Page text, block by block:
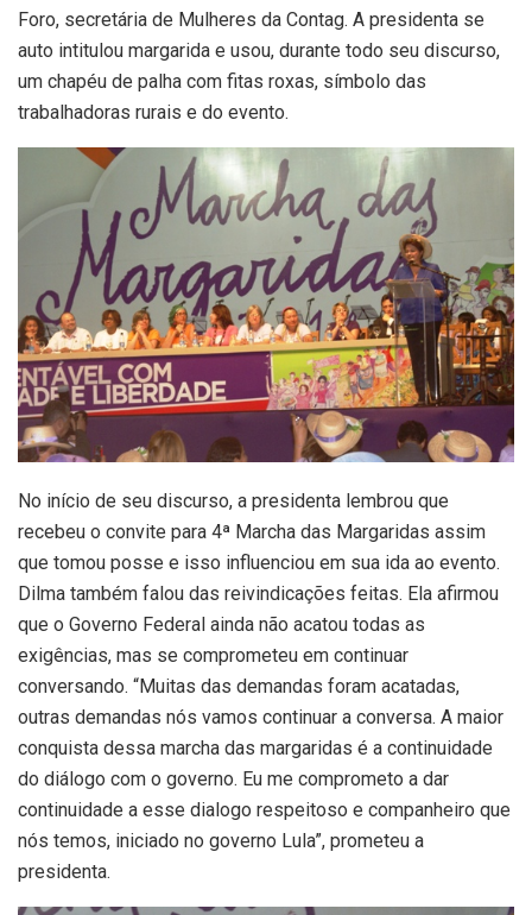
Foro, secretária de Mulheres da Contag. A presidenta se
auto intitulou margarida e usou, durante todo seu discurso,
um chapéu de palha com fitas roxas, símbolo das
trabalhadoras rurais e do evento.
No início de seu discurso, a presidenta lembrou que
recebeu o convite para 4ª Marcha das Margaridas assim
que tomou posse e isso influenciou em sua ida ao evento.
Dilma também falou das reivindicações feitas. Ela afirmou
que o Governo Federal ainda não acatou todas as
exigências, mas se comprometeu em continuar
conversando. “Muitas das demandas foram acatadas,
outras demandas nós vamos continuar a conversa. A maior
conquista dessa marcha das margaridas é a continuidade
do diálogo com o governo. Eu me comprometo a dar
continuidade a esse dialogo respeitoso e companheiro que
nós temos, iniciado no governo Lula”, prometeu a
presidenta.